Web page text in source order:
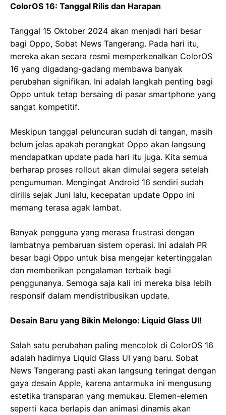
ColorOS 16: Tanggal Rilis dan Harapan
Tanggal 15 Oktober 2024 akan menjadi hari besar
bagi Oppo, Sobat News Tangerang. Pada hari itu,
mereka akan secara resmi memperkenalkan ColorOS
16 yang digadang-gadang membawa banyak
perubahan signifikan. Ini adalah langkah penting bagi
Oppo untuk tetap bersaing di pasar smartphone yang
sangat kompetitif.
Meskipun tanggal peluncuran sudah di tangan, masih
belum jelas apakah perangkat Oppo akan langsung
mendapatkan update pada hari itu juga. Kita semua
berharap proses rollout akan dimulai segera setelah
pengumuman. Mengingat Android 16 sendiri sudah
dirilis sejak Juni lalu, kecepatan update Oppo ini
memang terasa agak lambat.
Banyak pengguna yang merasa frustrasi dengan
lambatnya pembaruan sistem operasi. Ini adalah PR
besar bagi Oppo untuk bisa mengejar ketertinggalan
dan memberikan pengalaman terbaik bagi
penggunanya. Semoga saja kali ini mereka bisa lebih
responsif dalam mendistribusikan update.
Desain Baru yang Bikin Melongo: Liquid Glass UI!
Salah satu perubahan paling mencolok di ColorOS 16
adalah hadirnya Liquid Glass UI yang baru. Sobat
News Tangerang pasti akan langsung teringat dengan
gaya desain Apple, karena antarmuka ini mengusung
estetika transparan yang memukau. Elemen-elemen
seperti kaca berlapis dan animasi dinamis akan